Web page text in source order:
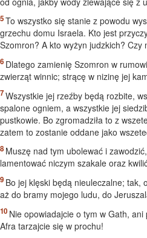
To wszystko się stanie z powodu
grzechu domu Israela. Kto jest
Szomron? A kto wyżyn judzkich? Czy
Dlatego zamienię Szomron w
zwierząt winnic; strącę w nizinę jej
Wszystkie jej rzeźby będą rozbite,
spalone ogniem, a wszystkie jej
pustkowie. Bo zgromadziła to z
zatem to zostanie oddane jako
Muszę nad tym ubolewać i
lamentować niczym szakale oraz
Bo jej klęski będą nieuleczalne; tak,
aż do bramy mojego ludu, do
Nie opowiadajcie o tym w Gath,
Afra tarzajcie się w prochu!